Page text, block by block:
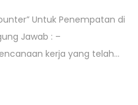
Untuk Penempatan di
Jawab : –
kerja yang telah…